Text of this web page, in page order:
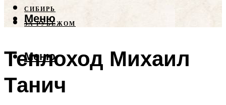
СИБИРЬ
ЗА РУБЕЖОМ
Меню
Меню
Теплоход Михаил
Танич